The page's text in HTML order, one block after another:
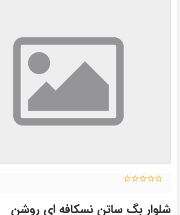
شلوار بگ ساتن نسکافه ای روشن